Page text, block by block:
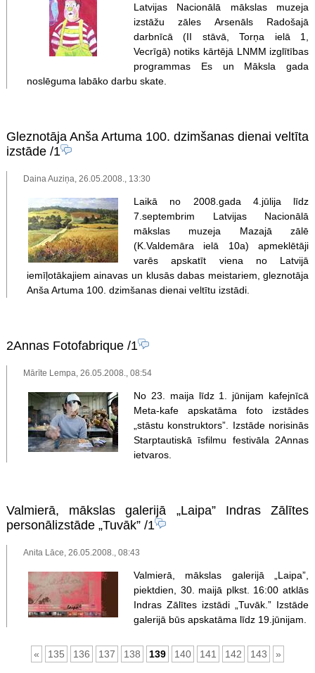
Latvijas Nacionālā mākslas muzeja
izstāžu zāles Arsenāls Radošajā
darbnīcā (II stāvā, Torņa ielā 1,
Vecrīgā) notiks kārtējā LNMM izglītības
programmas Es un Māksla gada
noslēguma labāko darbu skate.
Gleznotāja Anša Artuma 100. dzimšanas dienai veltīta
izstāde/1
Daina Auziņa, 26.05.2008., 13:30
Laikā no 2008.gada 4.jūlija līdz
7.septembrim Latvijas Nacionālā
mākslas muzeja Mazajā zālē
(K.Valdemāra ielā 10a) apmeklētāji
varēs apskatīt viena no Latvijā
iemīļotākajiem ainavas un klusās dabas meistariem, gleznotāja
Anša Artuma 100. dzimšanas dienai veltītu izstādi.
2Annas Fotofabrique/1
Mārīte Lempa, 26.05.2008., 08:54
No 23. maija līdz 1. jūnijam kafejnīcā
Meta-kafe apskatāma foto izstādes
„stāstu konstruktors”. Izstāde norisinās
Starptautiskā īsfilmu festivāla 2Annas
ietvaros.
Valmierā, mākslas galerijā „Laipa” Indras Zālītes
personālizstāde „Tuvāk”/1
Anita Lāce, 26.05.2008., 08:43
Valmierā, mākslas galerijā „Laipa”,
piektdien, 30. maijā plkst. 16:00 atklās
Indras Zālītes izstādi „Tuvāk.” Izstāde
galerijā būs apskatāma līdz 19.jūnijam.
« 135 136 137 138 139 140 141 142 143 »